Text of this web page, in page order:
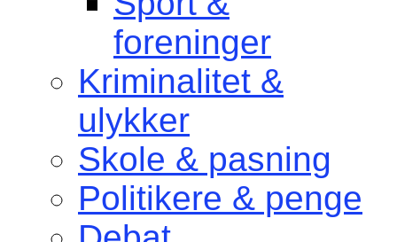
foreninger
Kriminalitet &
ulykker
Skole & pasning
Politikere & penge